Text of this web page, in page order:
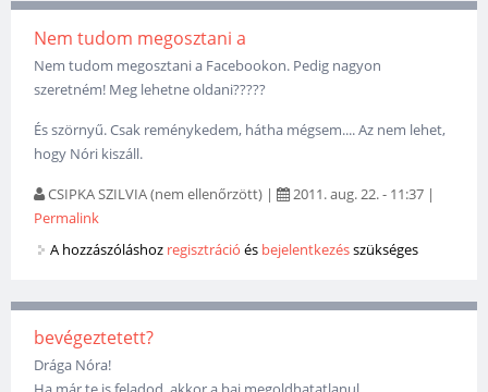
Nem tudom megosztani a
Nem tudom megosztani a Facebookon. Pedig nagyon
szeretném! Meg lehetne oldani?????
És szörnyű. Csak reménykedem, hátha mégsem.... Az nem lehet,
hogy Nóri kiszáll.
CSIPKA SZILVIA (nem ellenőrzött) | 2011. aug. 22. - 11:37 |
Permalink
A hozzászóláshoz regisztráció és bejelentkezésszükséges
bevégeztetett?
Drága Nóra!